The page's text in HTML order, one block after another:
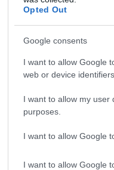
Opted Out
Google consents
I want to allow Google
web or device
I want to allow my user
purposes.
I want to allow Google
I want to allow Google
bizonyított bajnokkal is
pilótapáros a
belüli harmónia
jót a régi időkön.